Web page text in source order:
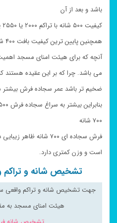
باشد و بعد از آن
کیفیت ۵۰۰ شانه با تراکم ۲۰۰۰ یا ۲۵۵۰ یا ۲۲۵۰ و یا ۱۸۰۰
همچنین پایین ترین کیفیت بافت ۴۰۰ شانه با تراکم ۱۰۰۰ یا ۸۰۰ می باشد.
آنچه که برای هیئت امنای مسجد
می باشد. چرا که بر این عقیده
ضخیم تر باشد عمر سجاده فرش بیشتر
۷۰۰ شانه
فرش سجاده ای ۷۰۰ شانه
است و وزن کمتری دارد.
تشخیص شانه و
جهت تشخیص شانه و تراکم واقعی
هیئت امنای مسجد به